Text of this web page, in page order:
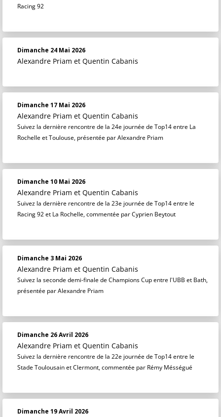
Racing 92
Dimanche 24 Mai 2026
Alexandre Priam et Quentin Cabanis
Dimanche 17 Mai 2026
Alexandre Priam et Quentin Cabanis
Suivez la dernière rencontre de la 24e journée de Top14 entre La
Rochelle et Toulouse, présentée par Alexandre Priam
Dimanche 10 Mai 2026
Alexandre Priam et Quentin Cabanis
Suivez la dernière rencontre de la 23e journée de Top14 entre le
Racing 92 et La Rochelle, commentée par Cyprien Beytout
Dimanche 3 Mai 2026
Alexandre Priam et Quentin Cabanis
Suivez la seconde demi-finale de Champions Cup entre l'UBB et Bath,
présentée par Alexandre Priam
Dimanche 26 Avril 2026
Alexandre Priam et Quentin Cabanis
Suivez la dernière rencontre de la 22e journée de Top14 entre le
Stade Toulousain et Clermont, commentée par Rémy Mésségué
Dimanche 19 Avril 2026